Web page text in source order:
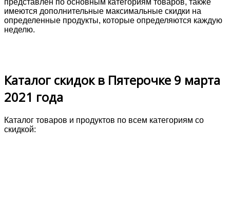
имеются дополнительные максимальные скидки на
определенные продукты, которые определяются каждую
неделю.
Каталог скидок в Пятерочке 9 марта
2021 года
Каталог товаров и продуктов по всем категориям со
скидкой: